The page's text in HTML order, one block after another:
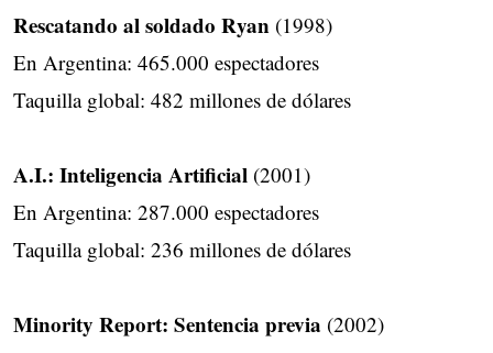
Rescatando al soldado Ryan (1998)
En Argentina: 465.000 espectadores
Taquilla global: 482 millones de dólares
A.I.: Inteligencia Artificial (2001)
En Argentina: 287.000 espectadores
Taquilla global: 236 millones de dólares
Minority Report: Sentencia previa (2002)